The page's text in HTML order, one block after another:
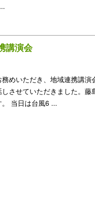
講演会
めいただき、地域連携講
させていただきました。
当日は台風6 ...